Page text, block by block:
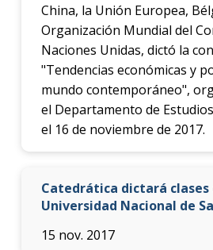
China, la Unión Europea,
Organización Mundial del
Naciones Unidas, dictó la
"Tendencias económicas y
mundo contemporáneo",
el Departamento de
el 16 de noviembre de 2017.
Catedrática dictará clases
Universidad Nacional de
15 nov. 2017